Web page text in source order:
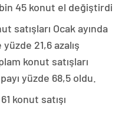
45 konut el değiştirdi
satışları Ocak ayında
21,6 azalış
konut satışları
yüzde 68,5 oldu.
konut satışı